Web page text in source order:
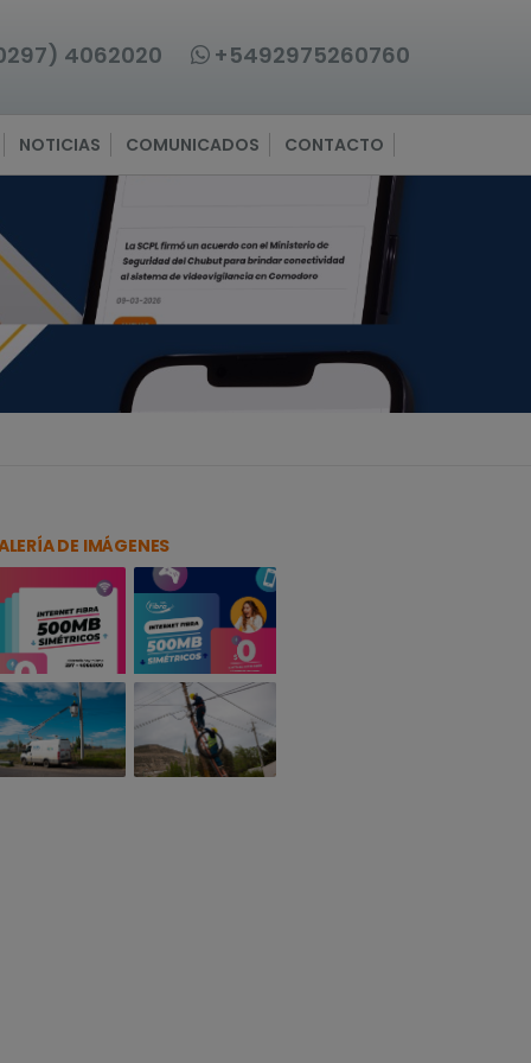
4062020 +5492975260760
NOTICIAS COMUNICADOS CONTACTO
DE IMÁGENES